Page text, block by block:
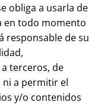
obliga a usarla de
en todo momento
responsable de su
terceros, de
a permitir el
y/o contenidos